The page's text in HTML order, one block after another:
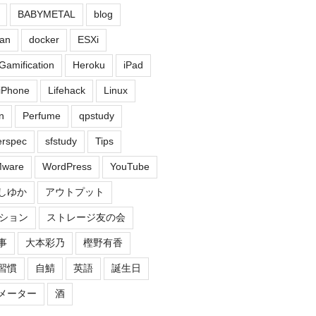
BABYMETAL blog
docker ESXi
Heroku iPad
Lifehack Linux
Perfume qpstudy
sfstudy Tips
WordPress YouTube
ゆか アウトプット
ョン ストレージ友の会
大本彩乃 樫野有香
慣 自鯖 英語 誕生日
ーター 酒